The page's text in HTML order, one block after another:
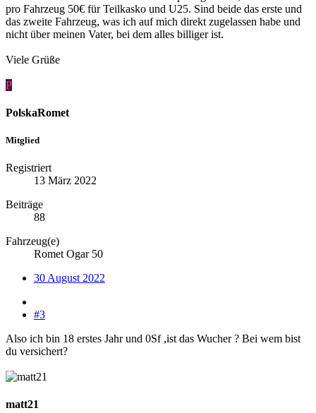
pro Fahrzeug 50€ für Teilkasko und U25. Sind beide das erste und
das zweite Fahrzeug, was ich auf mich direkt zugelassen habe und
nicht über meinen Vater, bei dem alles billiger ist.
Viele Grüße
P
PolskaRomet
Mitglied
Registriert
13 März 2022
Beiträge
88
Fahrzeug(e)
Romet Ogar 50
30 August 2022
#3
Also ich bin 18 erstes Jahr und 0Sf ,ist das Wucher ? Bei wem bist
du versichert?
matt21